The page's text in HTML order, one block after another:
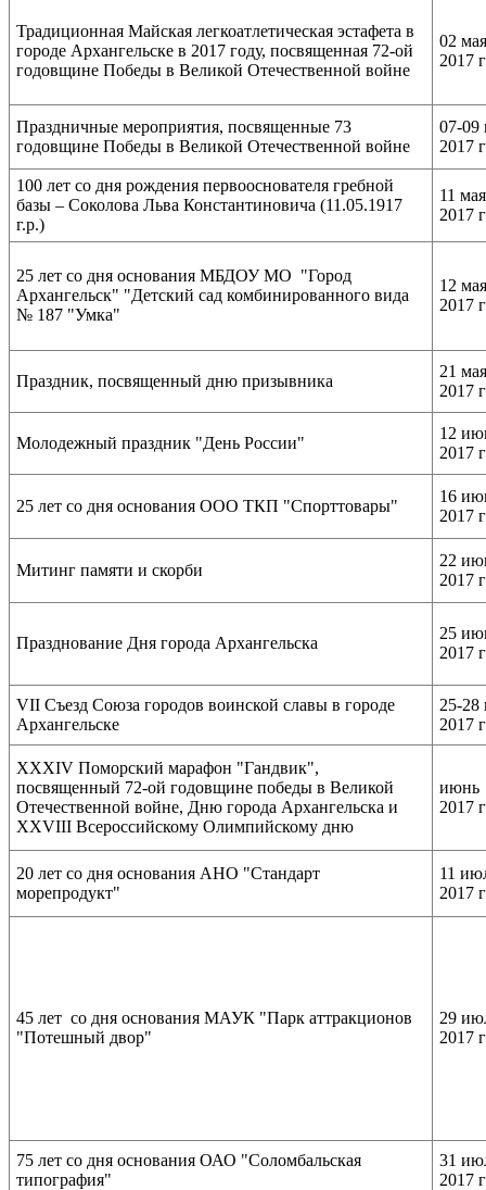
Традиционная Майская легкоатлетическая эстафета в
городе Архангельске в 2017 году, посвященная 72-ой
годовщине Победы в Великой Отечественной войне
02 мая
2017
Праздничные мероприятия, посвященные 73
годовщине Победы в Великой Отечественной войне
07-09
2017
100 лет со дня рождения первооснователя гребной
базы – Соколова Льва Константиновича (11.05.1917
г.р.)
11 мая
2017
25 лет со дня основания МБДОУ МО "Город
Архангельск" "Детский сад комбинированного вида
№ 187 "Умка"
12 мая
2017
Праздник, посвященный дню призывника
21 мая
2017
Молодежный праздник "День России"
12
2017
25 лет со дня основания ООО ТКП "Спорттовары"
16
2017
Митинг памяти и скорби
22
2017
Празднование Дня города Архангельска
25
2017
VII Съезд Союза городов воинской славы в городе
Архангельске
25-
2017
XXXIV Поморский марафон "Гандвик",
посвященный 72-ой годовщине победы в Великой
Отечественной войне, Дню города Архангельска и
XXVIII Всероссийскому Олимпийскому дню
июнь
2017
20 лет со дня основания АНО "Стандарт
морепродукт"
11
2017
45 лет со дня основания МАУК "Парк аттракционов
"Потешный двор"
29
2017
75 лет со дня основания ОАО "Соломбальская
типография"
31
2017